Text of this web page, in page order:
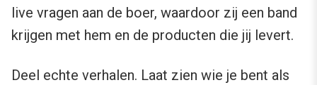
live vragen aan de boer, waardoor zij een band
krijgen met hem en de producten die jij levert.
Deel echte verhalen. Laat zien wie je bent als